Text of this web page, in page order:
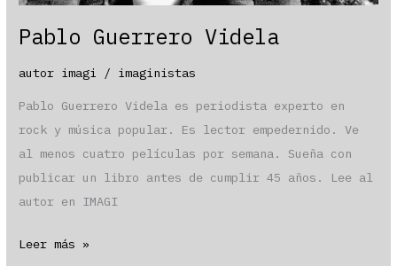
Pablo Guerrero Videla
autor imagi / imaginistas
Pablo Guerrero Videla es periodista experto en
rock y música popular. Es lector empedernido. Ve
al menos cuatro películas por semana. Sueña con
publicar un libro antes de cumplir 45 años. Lee al
autor en IMAGI
Pablo
Leer más »